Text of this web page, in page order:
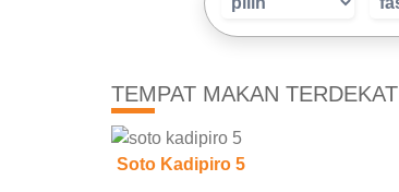
TEMPAT MAKAN TERDEKAT
Soto Kadipiro 5